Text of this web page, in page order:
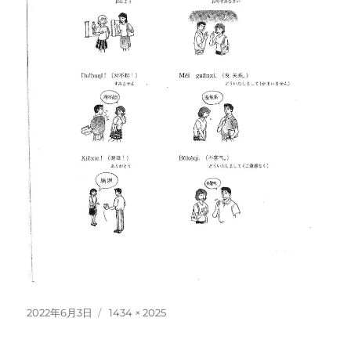
投
2022年6月3日
フ
1434 × 2025